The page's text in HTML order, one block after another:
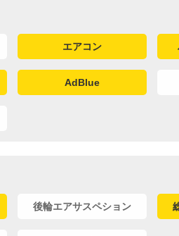
エアコン
AdBlue
後輪エアサスペション